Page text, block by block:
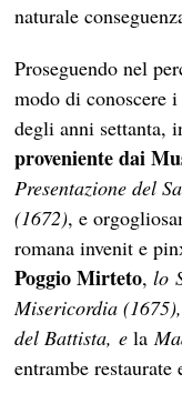
naturale
Proseguendo nel
modo di conoscere
degli anni settanta,
proveniente dai
Presentazione del
(1672), e
romana invenit e
Poggio Mirteto,lo
Misericordia
del Battista, ela
entrambe